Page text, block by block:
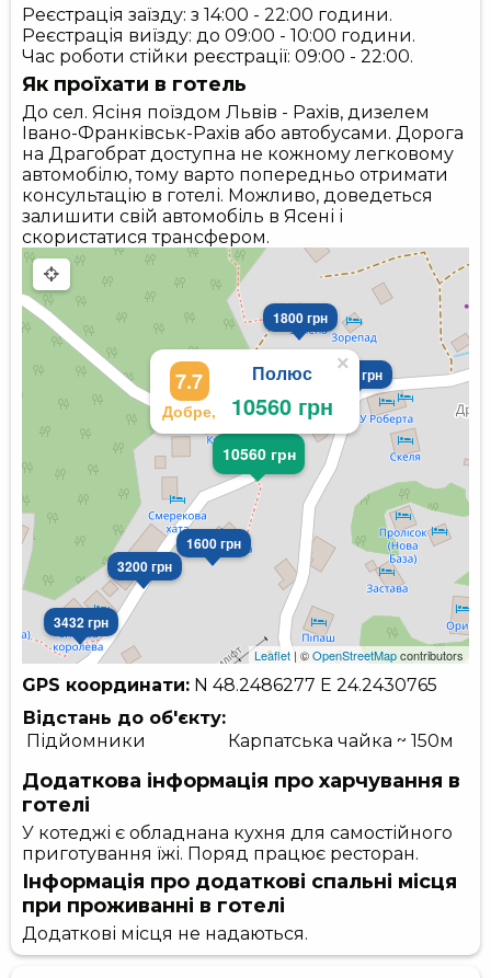
Реєстрація заїзду: з 14:00 - 22:00 години.
Реєстрація виїзду: до 09:00 - 10:00 години.
Час роботи стійки реєстрації: 09:00 - 22:00.
Як проїхати в готель
До сел. Ясіня поїздом Львів - Рахів, дизелем
Івано-Франківськ-Рахів або автобусами. Дорога
на Драгобрат доступна не кожному легковому
автомобілю, тому варто попередньо отримати
консультацію в готелі. Можливо, доведеться
залишити свій автомобіль в Ясені і
скористатися трансфером.
3432 грн
10560 грн
3200 грн
1600 грн
1800 грн
2750 грн
Добре,
7.7 Полюс
10560 грн
×
Leaflet | ©OpenStreetMapcontributors
GPS координати: N 48.2486277 E 24.2430765
Відстань до об'єкту:
Підйомники
Карпатська чайка ~ 150м
Додаткова інформація про харчування в
готелі
У котеджі є обладнана кухня для самостійного
приготування їжі. Поряд працює ресторан.
Інформація про додаткові спальні місця
при проживанні в готелі
Додаткові місця не надаються.